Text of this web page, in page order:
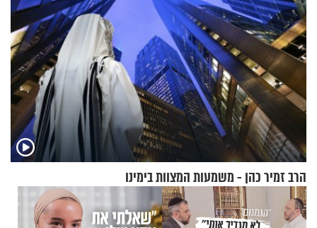
הרב זמיר כהן - משמעות המצוות בימינו